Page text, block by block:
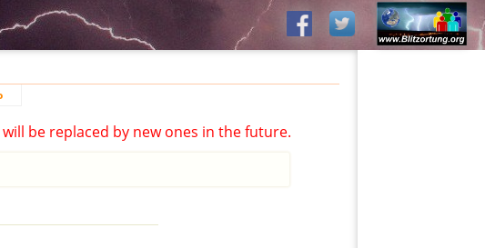
be replaced by new ones in the future.